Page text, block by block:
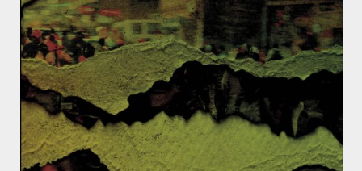
soigneusement
évité
l’affrontement
ces dernières
années, en particulier lors des frappes contre l’Etat
Islamique. Les tensionsn’ont pourtant pas cessé de
s’aggraver. Depuis leur retrait d’Irak en 2011, les Etats-
Unis ont largement perdu de leur influence dans ce